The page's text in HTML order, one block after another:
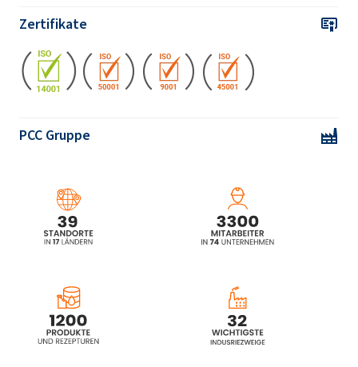
Zertifikate
PCC Gruppe
Rokopol® DE320 (Propylene glycol)
Rokopol® F3000 (Polyether polyol)
Rokopol® FS3610